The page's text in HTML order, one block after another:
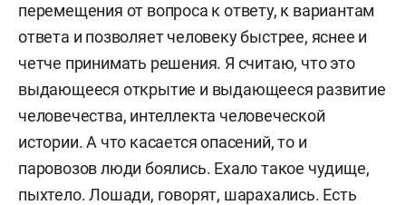
перемещения от вопроса к ответу, к вариантам
ответа и позволяет человеку быстрее, яснее и
четче принимать решения. Я считаю, что это
выдающееся открытие и выдающееся развитие
человечества, интеллекта человеческой
истории. А что касается опасений, то и
паровозов люди боялись. Ехало такое чудище,
пыхтело. Лошади, говорят, шарахались. Есть